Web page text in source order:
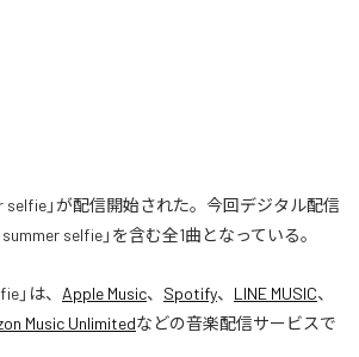
selfie」が配信開始された。今回デジタル配信
selfie」を含む全1曲となっている。
」は、 Apple Music、 Spotify、 LINE MUSIC、
Music Unlimitedなどの音楽配信サービスで